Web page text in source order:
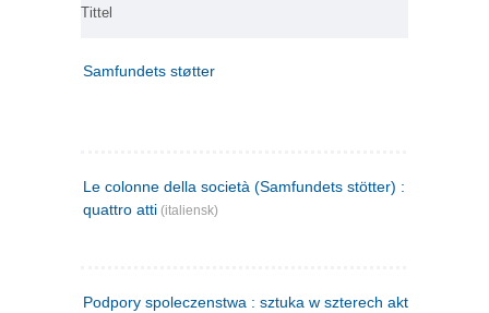
Tittel
Samfundets støtter
Le colonne della società (Samfundets stötter) : commedia
quattro atti (italiensk)
Podpory spoleczenstwa : sztuka w szterech aktach